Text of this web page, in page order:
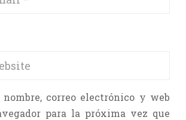
nombre, correo electrónico y web
para la próxima vez que